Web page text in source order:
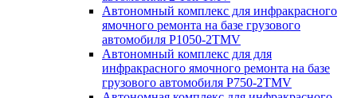
Автономный комплекс для инфракрасного
ямочного ремонта на базе грузового
автомобиля P1050-2TMV
Автономный комплекс для для
инфракрасного ямочного ремонта на базе
грузового автомобиля P750-2TMV